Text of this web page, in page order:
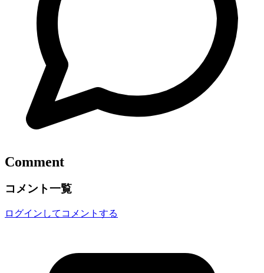
Comment
コメント一覧
ログインしてコメントする